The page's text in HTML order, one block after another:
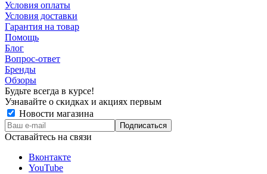
Условия оплаты
Условия доставки
Гарантия на товар
Помощь
Блог
Вопрос-ответ
Бренды
Обзоры
Будьте всегда в курсе!
Узнавайте о скидках и акциях первым
Новости магазина
Оставайтесь на связи
Вконтакте
YouTube